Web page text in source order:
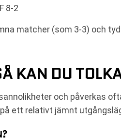
8-2
matcher (som 3-3) och
KAN DU
och påverkas
ett relativt jämnt